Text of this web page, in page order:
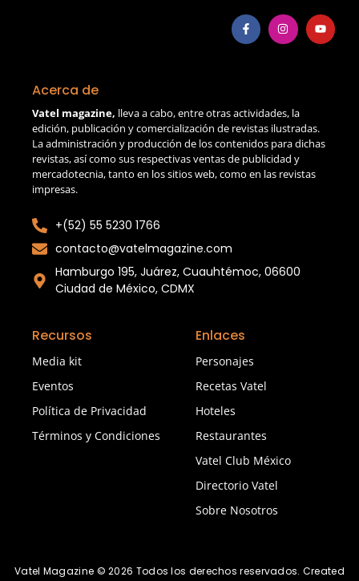
Acerca de
Vatel magazine, lleva a cabo, entre otras actividades, la
edición, publicación y comercialización de revistas ilustradas.
La administración y producción de los contenidos para dichas
revistas, así como sus respectivas ventas de publicidad y
mercadotecnia, tanto en los sitios web, como en las revistas
impresas.
+(52) 55 5230 1766
contacto@vatelmagazine.com
Hamburgo 195, Juárez, Cuauhtémoc, 06600
Ciudad de México, CDMX
Recursos
Media kit
Eventos
Política de Privacidad
Términos y Condiciones
Enlaces
Personajes
Recetas Vatel
Hoteles
Restaurantes
Vatel Club México
Directorio Vatel
Sobre Nosotros
Vatel Magazine © 2026 Todos los derechos reservados. Created